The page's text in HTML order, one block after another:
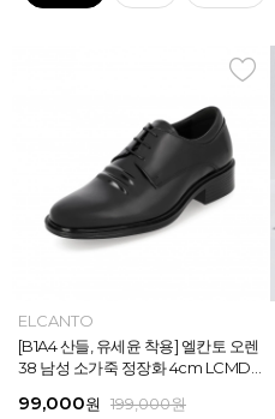
MAZZ
마쯔 by 엘칸토 남성 데이엔 스니커즈
3.5cm LCMS20M413
71,400원 189,000원
ELCANTO
[B1A4 산들, 유세윤 착용] 엘칸토 오렌
38 남성 소가죽 정장화 4cm LCMD3
99,000원 199,000원
MAZZ
[박형식, 지창욱 착용] 마쯔 by 엘칸토
남성 페니 로퍼 3.5cm LCMD82I111
39,200원 129,000원
MAZZ
마쯔 by 엘칸토 남성 데일리 컴포트화
4cm LCMF95M111
38,250원 129,000원
MAZZ
마쯔 by 엘칸토 남성 데이엔 스니커즈
3.5cm LCMS20M413
71,400원 189,000원
ELCANTO
[B1A4 산들, 유세윤 착용] 엘칸토 오렌
38 남성 소가죽 정장화 4cm LCMD3
99,000원 199,000원